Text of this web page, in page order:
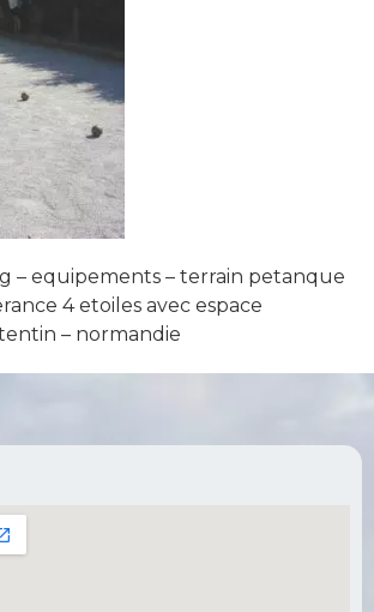
– equipements – terrain petanque
4 etoiles avec espace
– normandie